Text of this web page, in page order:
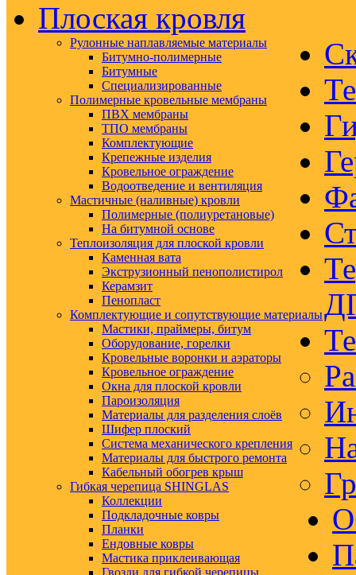
Плоская кровля
Рулонные наплавляемые материалы
Битумно-полимерные
Битумные
Специализированные
Полимерные кровельные мембраны
ПВХ мембраны
ТПО мембраны
Комплектующие
Крепежные изделия
Кровельное ограждение
Водоотведение и вентиляция
Мастичные (наливные) кровли
Полимерные (полиуретановые)
На битумной основе
Теплоизоляция для плоской кровли
Каменная вата
Экструзионный пенополистирол
Керамзит
Пенопласт
Комплектующие и сопутствующие материалы
Мастики, праймеры, битум
Оборудование, горелки
Кровельные воронки и аэраторы
Кровельное ограждение
Окна для плоской кровли
Пароизоляция
Материалы для разделения слоёв
Шифер плоский
Система механического крепления
Материалы для быстрого ремонта
Кабельный обогрев крыш
Гибкая черепица SHINGLAS
Коллекции
Подкладочные ковры
Планки
Ендовные ковры
Мастика приклеивающая
Гвозди для гибкой черепицы